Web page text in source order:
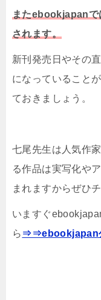
またebookjapanで
されます。
新刊発売日やその
になっていること
ておきましょう。
七尾先生は人気作
る作品は実写化や
まれますからぜひ
いますぐ
ら ⇒⇒ebookjapan